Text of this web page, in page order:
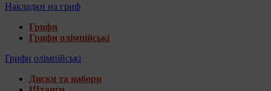
Накладки на гриф
Грифи
Грифи олімпійські
Грифи олімпійські
Диски та набори